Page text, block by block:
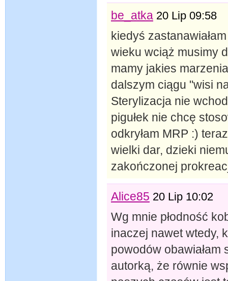
be_atka 20 Lip 09:58
kiedyś
wieku wciąż musimy
mamy jakies
dalszym ciągu "wisi
Sterylizacja nie
pigułek nie chcę
odkryłam MRP :)
wielki dar, dzieki
zakończonej
Alice85 20 Lip 10:02
Wg mnie płodność
inaczej nawet wtedy,
powodów obawiałam
autorką, że równie